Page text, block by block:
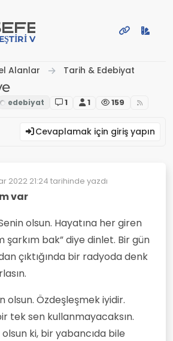
VE PAYLAŞIM PLATFORMU
Alanlar Tarih & Edebiyat
1 1 159
Cevaplamak için giriş yapın
2022 21:24 tarihinde yazdı
düzenleyen:
var
olsun. Hayatına her giren
şarkım bak” diye dinlet. Bir gün
çıktığında bir radyoda denk
olsun. Özdeşleşmek iyidir.
tek sen kullanmayacaksın.
ki, bir yabancıda bile